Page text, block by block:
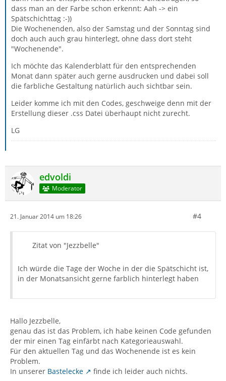
dass man an der Farbe schon erkennt: Aah -> ein
Spätschichttag :-))
Die Wochenenden, also der Samstag und der Sonntag sind
doch auch auch grau hinterlegt, ohne dass dort steht
"Wochenende".
Ich möchte das Kalenderblatt für den entsprechenden
Monat dann später auch gerne ausdrucken und dabei soll
die farbliche Gestaltung natürlich auch sichtbar sein.
Leider komme ich mit den Codes, geschweige denn mit der
Erstellung dieser .css Datei überhaupt nicht zurecht.
LG
edvoldi
Moderator
21. Januar 2014 um 18:26 #4
Zitat von "Jezzbelle"
Ich würde die Tage der Woche in der die Spätschicht ist,
in der Monatsansicht gerne farblich hinterlegt haben
Hallo Jezzbelle,
genau das ist das Problem, ich habe keinen Code gefunden
der mir einen Tag einfärbt nach Kategorieauswahl.
Für den aktuellen Tag und das Wochenende ist es kein
Problem.
In unserer Bastelecke
finde ich leider auch nichts.